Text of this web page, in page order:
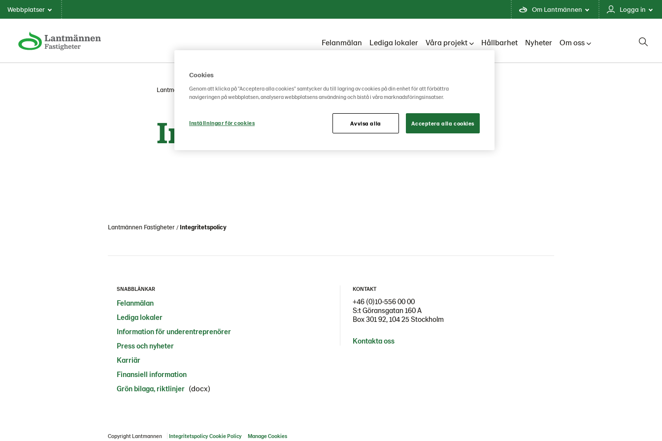
Webbplatser Om Lantmännen Logga in
Felanmälan Lediga lokaler Våra projekt Hållbarhet Nyheter Om oss
Lantmännen Fastigheter Integritetspolicy
Integritetspolicy
Lantmännen Fastigheter Integritetspolicy
SNABBLÄNKAR
Felanmälan
Lediga lokaler
Information för underentreprenörer
Press och nyheter
Karriär
Finansiell information
Grön bilaga, riktlinjer (docx)
KONTAKT
+46 (0)10-556 00 00
S:t Göransgatan 160 A
Box 301 92, 104 25 Stockholm
Kontakta oss
Copyright Lantmannen Integritetspolicy Cookie Policy Manage Cookies
Cookies
Genom att klicka på "Acceptera alla cookies" samtycker du till lagring av cookies på din enhet för att förbättra
navigeringen på webbplatsen, analysera webbplatsens användning och bistå i våra marknadsföringsinsatser.
Inställningar för cookies Avvisa alla Acceptera alla cookies